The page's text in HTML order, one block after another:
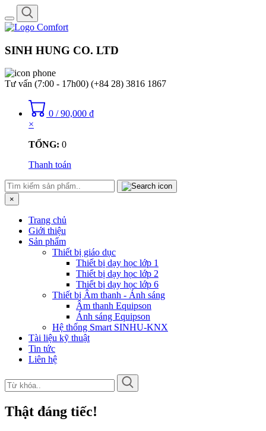
Toggle
navigation
SINH HUNG CO. LTD
Tư vấn (7:00 - 17h00) (+84 28) 3816 1867
0 / 90,000 ₫
×
TỔNG: 0
Thanh toán
×
Trang chủ
Giới thiệu
Sản phẩm
Thiết bị giáo dục
Thiết bị dạy học lớp 1
Thiết bị dạy học lớp 2
Thiết bị dạy học lớp 6
Thiết bị Âm thanh - Ánh sáng
Âm thanh Equipson
Ánh sáng Equipson
Hệ thống Smart SINHU-KNX
Tài liệu kỹ thuật
Tin tức
Liên hệ
Thật đáng tiếc!